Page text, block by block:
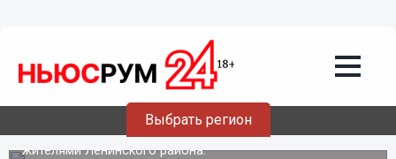
Выбрать регион
25.04.201915:42
200 новых автобусов планируется
закупить для Нижнего Новгорода
Об этом сообщил мэр Владимир Панов на встрече с
жителями Ленинского района.